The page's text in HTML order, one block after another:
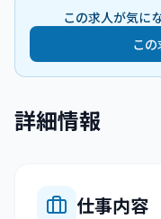
この求人が気に
こ
詳細情報
仕事内容